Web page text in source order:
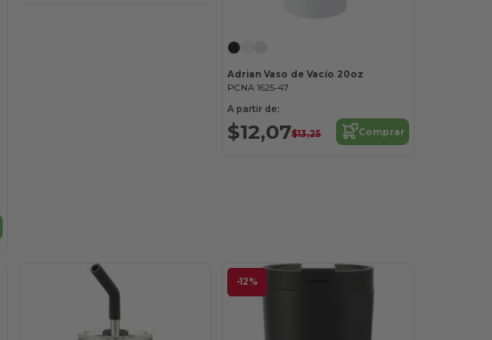
Adrian Vaso de Vacío 20oz
PCNA 1625-47
A partir de:
$12,07$13,25 Comprar
-12%